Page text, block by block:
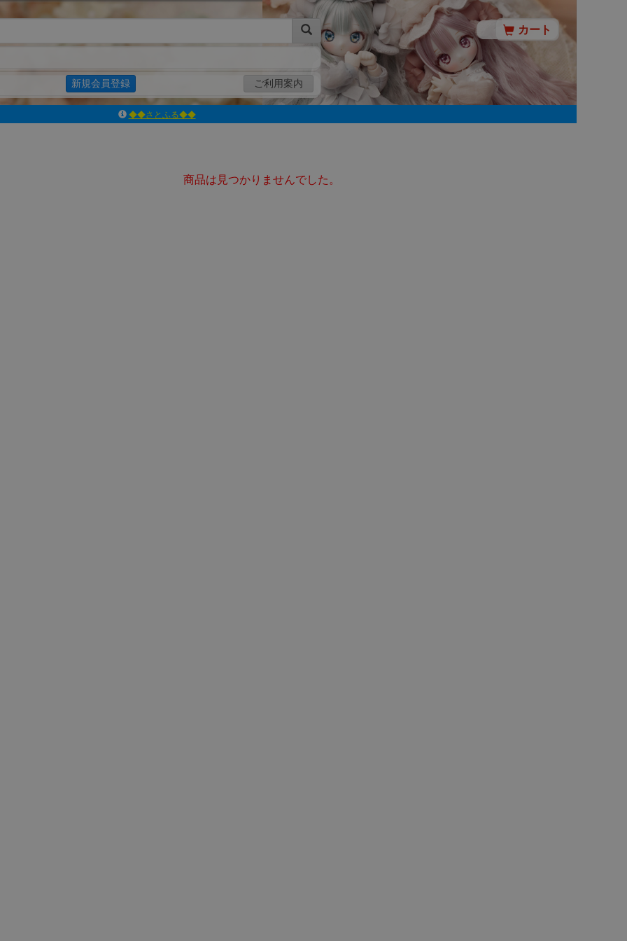
新規会員登録 ご利用案内
カート
◆◆さとふる◆◆
ｱｿﾞﾝﾚｰﾍﾞﾙｼｮｯﾌﾟ楽天市場店
よくあるご質問（Q&A）商品は見つかりませんでした。